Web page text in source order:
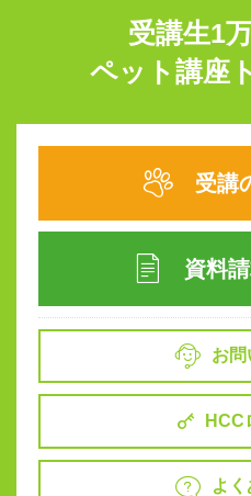
受講生1
ペット講座
受講
資料
お問
HCC
よく